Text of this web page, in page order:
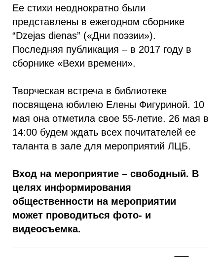
Ее стихи неоднократно были
представлены в ежегодном сборнике
“Dzejas dienas” («Дни поэзии»).
Последняя публикация – в 2017 году в
сборнике «Вехи времени».
Творческая встреча в библиотеке
посвящена юбилею Елены Фигуриной. 10
мая она отметила свое 55-летие. 26 мая в
14:00 будем ждать всех почитателей ее
таланта в зале для мероприятий ЛЦБ.
Вход на мероприятие – свободный. В
целях информирования
общественности на мероприятии
может проводиться фото- и
видеосъемка.